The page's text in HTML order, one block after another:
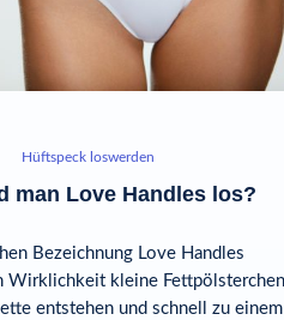
Hüftspeck loswerden
man Love Handles los?
Bezeichnung Love Handles
Wirklichkeit kleine
entstehen und schnell zu einem